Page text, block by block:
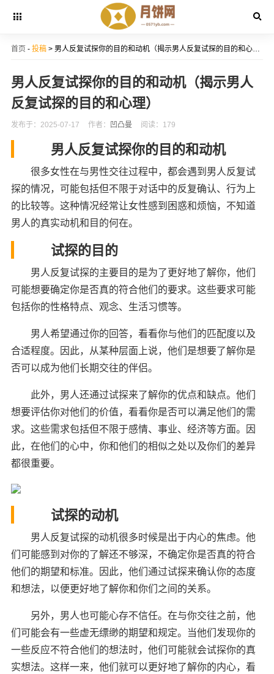
首页 - 投稿> 男人反复试探你的目的和动机（揭示男人反复试探的目的和心理）
男人反复试探你的目的和动机（揭示男人
反复试探的目的和心理）
发布于：2025-07-17 作者： 凹凸曼 阅读：179
男人反复试探你的目的和动机
很多女性在与男性交往过程中，都会遇到男人反复试
探的情况，可能包括但不限于对话中的反复确认、行为上
的比较等。这种情况经常让女性感到困惑和烦恼，不知道
男人的真实动机和目的何在。
试探的目的
男人反复试探的主要目的是为了更好地了解你，他们
可能想要确定你是否真的符合他们的要求。这些要求可能
包括你的性格特点、观念、生活习惯等。
男人希望通过你的回答，看看你与他们的匹配度以及
合适程度。因此，从某种层面上说，他们是想要了解你是
否可以成为他们长期交往的伴侣。
此外，男人还通过试探来了解你的优点和缺点。他们
想要评估你对他们的价值，看看你是否可以满足他们的需
求。这些需求包括但不限于感情、事业、经济等方面。因
此，在他们的心中，你和他们的相似之处以及你们的差异
都很重要。
试探的动机
男人反复试探的动机很多时候是出于内心的焦虑。他
们可能感到对你的了解还不够深，不确定你是否真的符合
他们的期望和标准。因此，他们通过试探来确认你的态度
和想法，以便更好地了解你和你们之间的关系。
另外，男人也可能心存不信任。在与你交往之前，他
们可能会有一些虚无缥缈的期望和规定。当他们发现你的
一些反应不符合他们的想法时，他们可能就会试探你的真
实想法。这样一来，他们就可以更好地了解你的内心，看